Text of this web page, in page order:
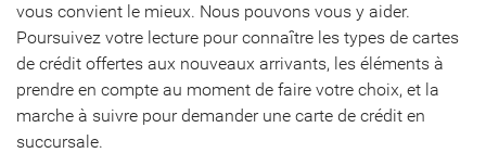
vous convient le mieux. Nous pouvons vous y aider.
Poursuivez votre lecture pour connaître les types de cartes
de crédit offertes aux nouveaux arrivants, les éléments à
prendre en compte au moment de faire votre choix, et la
marche à suivre pour demander une carte de crédit en
succursale.